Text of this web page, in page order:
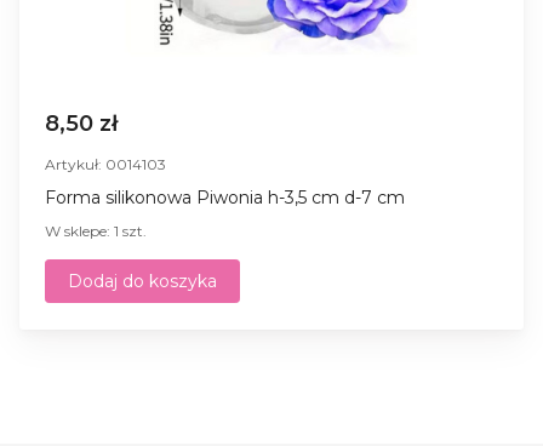
8,50 zł
Artykuł: 0014103
Forma silikonowa Piwonia h-3,5 cm d-7 cm
W sklepe: 1 szt.
Dodaj do koszyka